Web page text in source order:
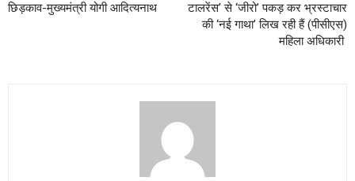
छिड़काव-मुख्यमंत्री योगी आदित्यनाथ
टालरेंस’ से ‘जीरो’ पकड़ कर भ्रस्टाचार
की ‘नई गाथा’ लिख रही हैं (पीसीएस)
महिला अधिकारी